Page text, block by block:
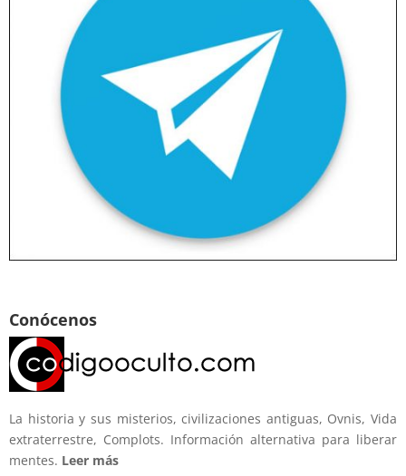
Conócenos
La historia y sus misterios, civilizaciones antiguas, Ovnis, Vida
extraterrestre, Complots. Información alternativa para liberar
mentes. Leer más